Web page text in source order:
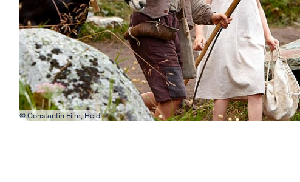
© Constantin Film, Heidi